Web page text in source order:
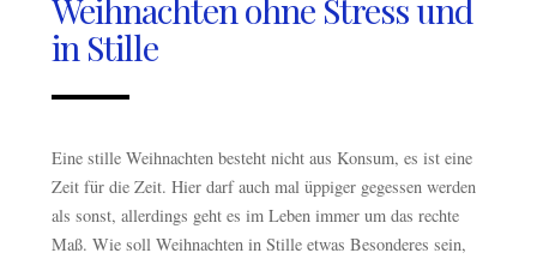
Weihnachten ohne Stress und
in Stille
Eine stille Weihnachten besteht nicht aus Konsum, es ist eine
Zeit für die Zeit. Hier darf auch mal üppiger gegessen werden
als sonst, allerdings geht es im Leben immer um das rechte
Maß. Wie soll Weihnachten in Stille etwas Besonderes sein,